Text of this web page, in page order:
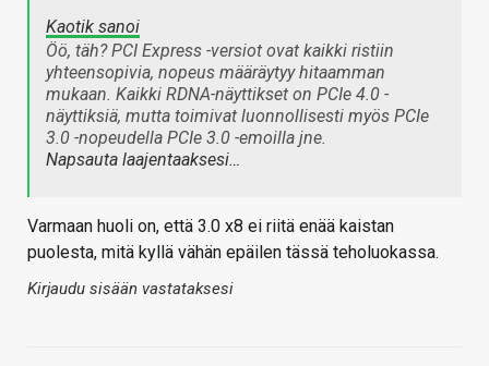
Kaotik sanoi
Öö, täh? PCI Express -versiot ovat kaikki ristiin
yhteensopivia, nopeus määräytyy hitaamman
mukaan. Kaikki RDNA-näyttikset on PCIe 4.0 -
näyttiksiä, mutta toimivat luonnollisesti myös PCIe
3.0 -nopeudella PCIe 3.0 -emoilla jne.
Napsauta laajentaaksesi…
Varmaan huoli on, että 3.0 x8 ei riitä enää kaistan
puolesta, mitä kyllä vähän epäilen tässä teholuokassa.
Kirjaudu sisään vastataksesi